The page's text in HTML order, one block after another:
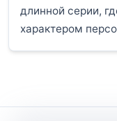
длинной серии,
характером